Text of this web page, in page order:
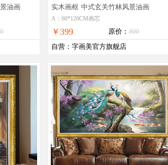
油画
实木画框 中式玄关竹林风景油画
A：60*120CM画芯
￥399 原价： 800
自营 ： 字画美官方旗舰店